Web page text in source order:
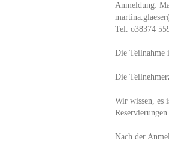
Anmeldung:
Tel. o38374
Die Teilnahme
Die
Wir wissen, es
Nach der